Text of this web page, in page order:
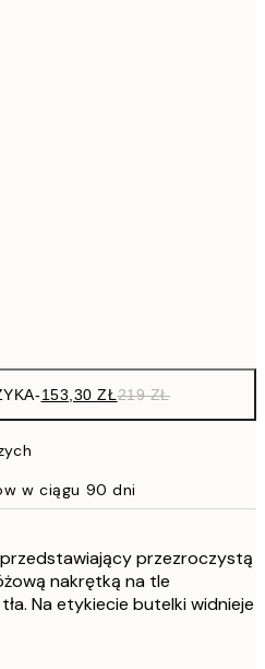
-153,30 ZŁ219 ZŁ
w ciągu 90 dni
przezroczystą
nakrętką na tle
Na etykiecie butelki widnieje